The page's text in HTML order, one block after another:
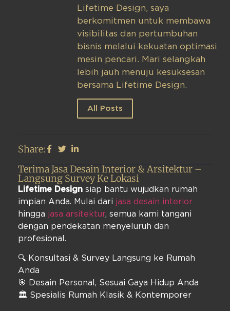
Lifetime Design, saya
berkomitmen untuk membawa
visibilitas dan pertumbuhan
bisnis melalui kekuatan optimasi
mesin pencari. Mari selangkah
lebih jauh menuju kesuksesan
bersama Lifetime Design.
All Posts
Share:
Terima Jasa Desain Interior & Arsitektur –
Langsung Survey Ke Lokasi
Lifetime Design siap bantu wujudkan rumah
impian Anda. Mulai dari jasa desain interior
hingga jasa arsitektur, semua kami tangani
dengan pendekatan menyeluruh dan
profesional.
🔍 Konsultasi & Survey Langsung ke Rumah
Anda
🎯 Desain Personal, Sesuai Gaya Hidup Anda
🏛️ Spesialis Rumah Klasik & Kontemporer